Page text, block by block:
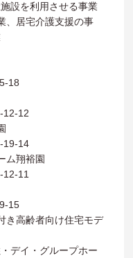
設を利用させる事業
、居宅介護支援の事
18
12-12
19-14
ム翔裕園
12-11
15
き高齢者向け住宅モデ
デイ・グループホー